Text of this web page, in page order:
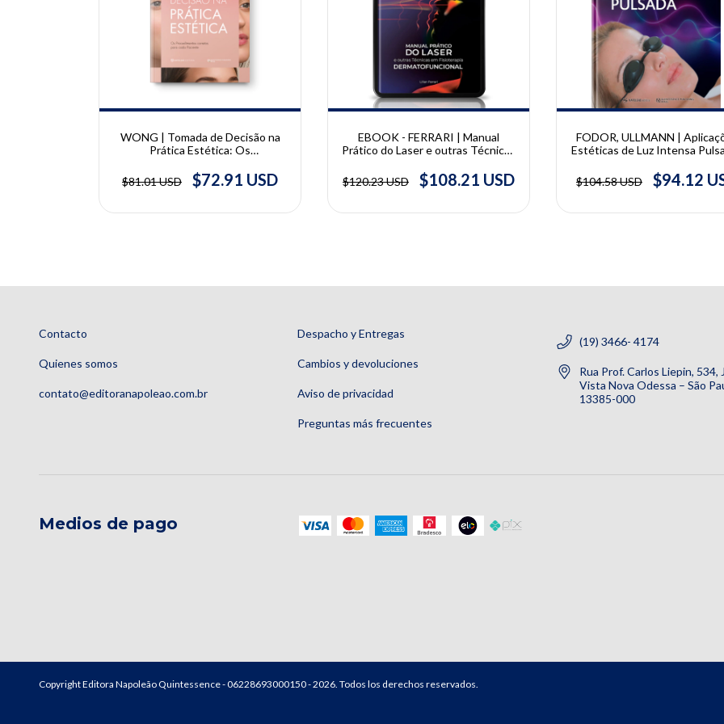
WONG | Tomada de Decisão na
Prática Estética: Os
cada Paciente | Vincent Wong
$81.01 USD $72.91 USD
EBOOK - FERRARI | Manual
Prático do Laser e outras Técnicas
Lilian Ferrari
$120.23 USD $108.21 USD
FODOR, ULLMANN |
Estéticas de Luz Intensa
$104.58 USD
$94.12
Contacto
Quienes somos
contato@editoranapoleao.com.br
Despacho y Entregas
Cambios y devoluciones
Aviso de privacidad
Preguntas más frecuentes
(19) 3466- 4174
Rua Prof. Carlos Liepin, 534,
Vista Nova Odessa – São
13385-000
Medios de pago
Copyright Editora Napoleão Quintessence - 06228693000150 - 2026. Todos los derechos reservados.